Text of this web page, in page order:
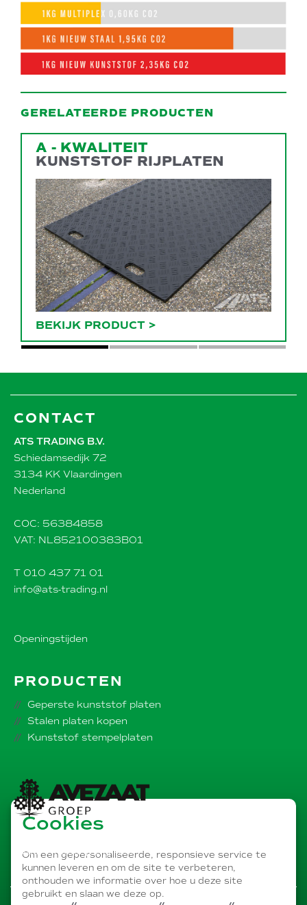
GERELATEERDE PRODUCTEN
A - KWALITEIT
KUNSTSTOF RIJPLATEN
BEKIJK PRODUCT >
CONTACT
ATS TRADING B.V.
Schiedamsedijk 72
3134 KK Vlaardingen
Nederland
COC: 56384858
VAT: NL852100383B01
T 010 437 71 01
info@ats-trading.nl
Openingstijden
PRODUCTEN
Geperste kunststof platen
Stalen platen kopen
Kunststof stempelplaten
AVEZAAT bedrijvengroep
Cookies
Om een gepersonaliseerde, responsieve service te
kunnen leveren en om de site te verbeteren,
onthouden we informatie over hoe u deze site
gebruikt en slaan we deze op.